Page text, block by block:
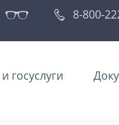
8-800-
госуслуги